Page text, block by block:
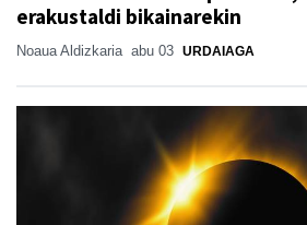
erakustaldi bikainarekin
Noaua Aldizkaria abu 03 URDAIAGA